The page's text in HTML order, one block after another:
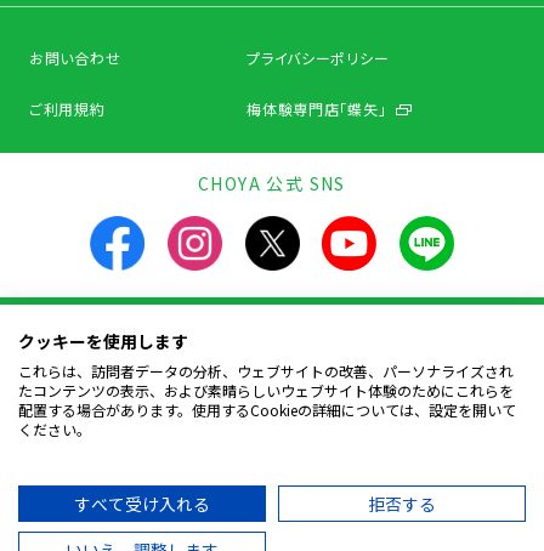
お問い合わせ プライバシーポリシー
ご利用規約 梅体験専門店「蝶矢」
CHOYA 公式 SNS
飲酒は20歳になってから。飲酒運転は法律で禁止されています。
お酒は楽しく適量を。飲んだあとはリサイクルへ。
妊娠中や授乳期の飲酒は、胎児・幼児の発育に
悪影響を与えるおそれがあります。
All Rights Reserved.
クッキーを使用します
これらは、訪問者データの分析、ウェブサイトの改善、パーソナライズされ
たコンテンツの表示、および素晴らしいウェブサイト体験のためにこれらを
配置する場合があります。使用するCookieの詳細については、設定を開いて
ください。
すべて受け入れる
拒否する